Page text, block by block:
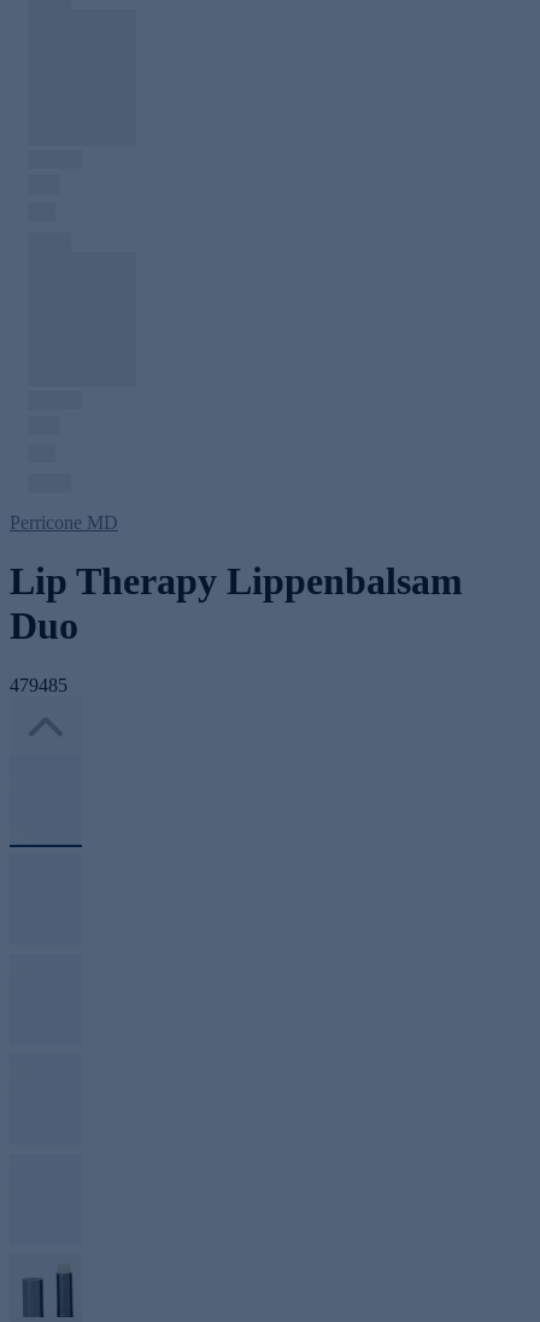
Perricone MD
Lip Therapy Lippenbalsam
Duo
479485